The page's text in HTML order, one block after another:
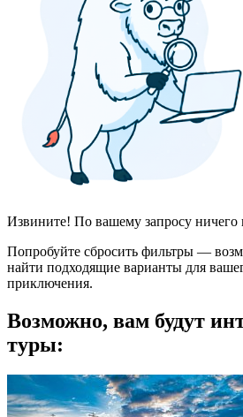
Извините! По вашему запросу ничего
Попробуйте сбросить фильтры —
найти подходящие варианты для
приключения.
Возможно, вам будут
туры: